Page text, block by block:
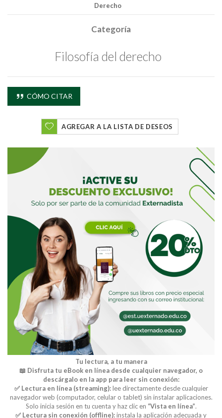
Derecho
Categoría
Filosofía del derecho
CÓMO CITAR
AGREGAR A LA LISTA DE DESEOS
Tu lectura, a tu manera
📖 Disfruta tu eBook en línea desde cualquier navegador, o
descárgalo en la app para leer sin conexión:
✅ Lectura en línea (streaming):lee directamente desde cualquier
navegador web (computador, celular o tablet) sin instalar aplicaciones.
Solo inicia sesión en tu cuenta y haz clic en “Vista en línea”.
✅ Lectura sin conexión (offline):instala la aplicación adecuada y